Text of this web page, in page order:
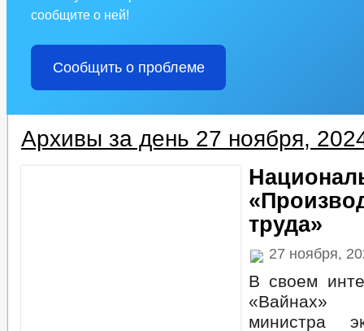
сообщите о ней!
Сообщить о проблеме
Архивы за день 27 ноября,
труда»
27 ноября,
В своем
«Вайнах»
министра